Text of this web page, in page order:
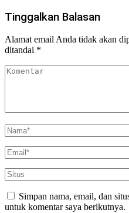
Tinggalkan Balasan
Alamat email Anda tidak akan
ditandai *
Simpan nama, email, dan
untuk komentar saya berikutnya.